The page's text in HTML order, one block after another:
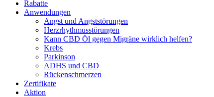
Rabatte
Anwendungen
Angst und Angststörungen
Herzrhythmusstörungen
Kann CBD Öl gegen Migräne wirklich helfen?
Krebs
Parkinson
ADHS und CBD
Rückenschmerzen
Zertifikate
Aktion